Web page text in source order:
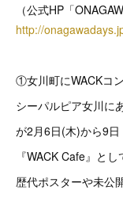
（公式HP「
http://
①女川町にWACKコ
シーパルピア女川に
が2月6日(木)から9
『WACK Cafe』とし
歴代ポスターや未公